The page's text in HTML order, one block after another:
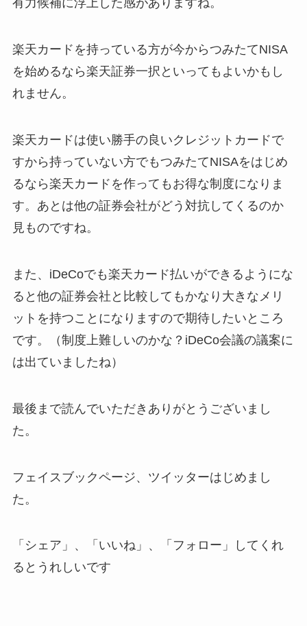
有力候補に浮上した感がありますね。
楽天カードを持っている方が今からつみたてNISA
を始めるなら楽天証券一択と いってもよいかもし
れません。
楽天カードは使い勝手の良いクレジットカードで
すから持っていない方でもつみたてNISAをはじめ
るなら楽天カードを作ってもお得な制度になりま
す。あとは他の証券会社がどう対抗してくるのか
見ものですね。
また、iDeCoでも楽天カード払いができるようにな
ると他の証券会社と比較してもかなり大きなメリ
ットを持つことになりますので期待したいところ
です。（制度上難しいのかな？iDeCo会議の議案に
は出ていましたね）
最後まで読んでいただきありがとうございまし
た。
フェイスブックページ、ツイッターはじめまし
た。
「シェア」、「いいね」、「フォロー」してくれ
るとうれしいです